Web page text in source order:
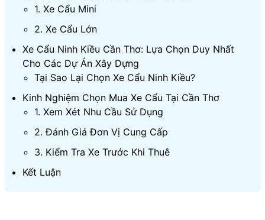
1. Xe Cẩu Mini
2. Xe Cẩu Lớn
Xe Cẩu Ninh Kiều Cần Thơ: Lựa Chọn Duy Nhất
Cho Các Dự Án Xây Dựng
Tại Sao Lại Chọn Xe Cẩu Ninh Kiều?
Kinh Nghiệm Chọn Mua Xe Cẩu Tại Cần Thơ
1. Xem Xét Nhu Cầu Sử Dụng
2. Đánh Giá Đơn Vị Cung Cấp
3. Kiểm Tra Xe Trước Khi Thuê
Kết Luận